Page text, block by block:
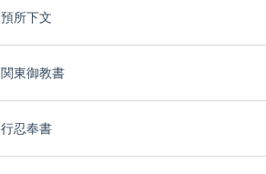
預所下文
関東御教書
行忍奉書